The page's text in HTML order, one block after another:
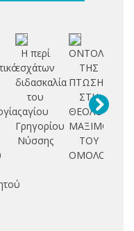
Η περί
εσχάτων
διδασκαλία
του
αγίου
Γρηγορίου
Νύσσης
ΟΝΤΟΛΟΓΙΑ
ΤΗΣ
ΠΤΩΣΗΣ
ΣΤΗ
ΘΕΟΛΟΓΙΑ
ΜΑΞΙΜΟΥ
ΤΟΥ